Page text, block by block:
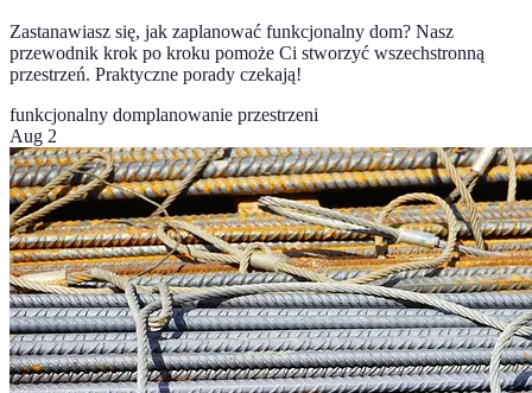
Zastanawiasz się, jak zaplanować funkcjonalny dom? Nasz
przewodnik krok po kroku pomoże Ci stworzyć wszechstronną
przestrzeń. Praktyczne porady czekają!
funkcjonalny domplanowanie przestrzeni
Aug 2